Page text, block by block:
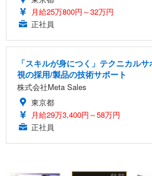
月給25万800円～32万円
正社員
「スキルが身につく」テクニカル
視の採用/製品の技術サポート
株式会社Meta Sales
東京都
月給29万3,400円～58万円
正社員